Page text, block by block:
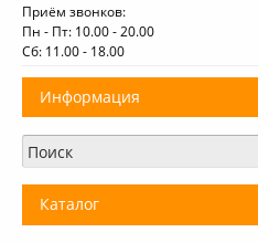
Приём звонков:
Пн - Пт: 10.00 - 20.00
Cб: 11.00 - 18.00
Информация
О нас
Доставка и оплата
Каталог